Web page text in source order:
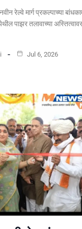
रेल्वे मार्ग प्रकल्पाच्या
पाझर तलावाच्या
Jul 6, 2026